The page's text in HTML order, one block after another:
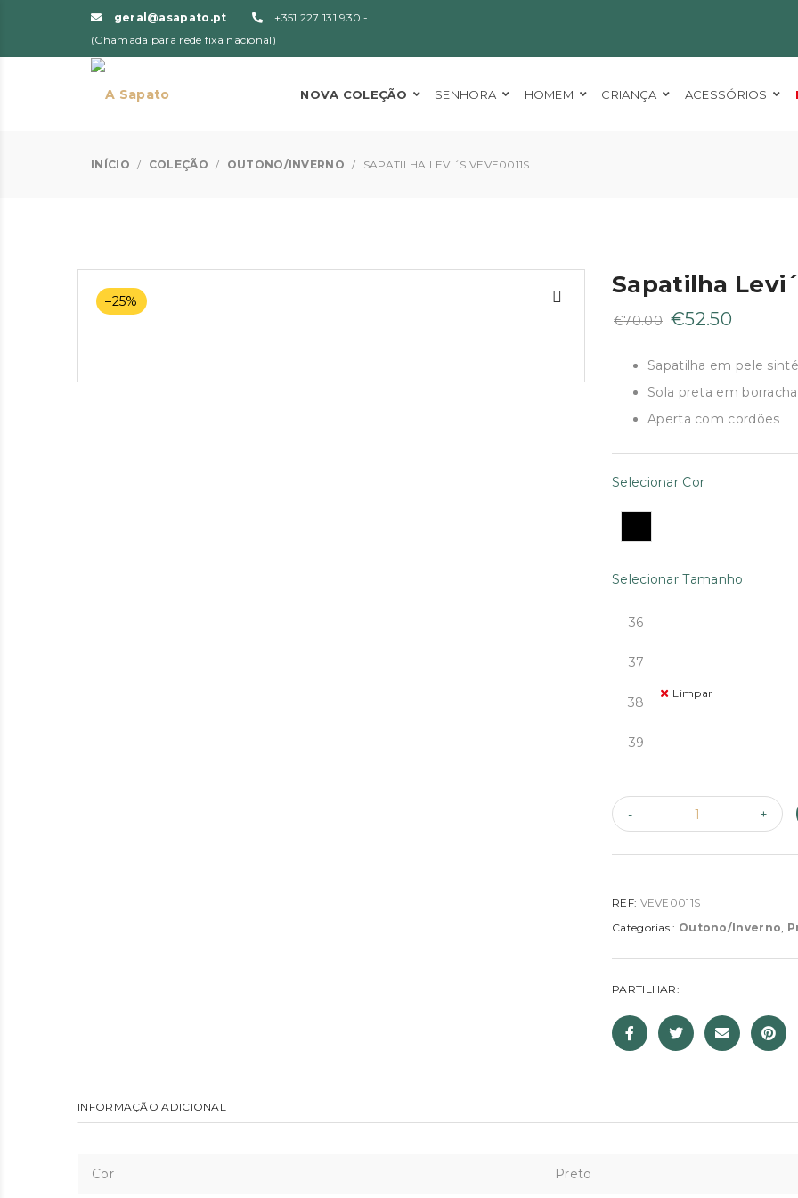
geral@asapato.pt
+351 227 131 930 -
(Chamada para rede fixa nacional)
NOVA COLEÇÃO SENHORA HOMEM CRIANÇA ACESSÓRIOS
INÍCIO / COLEÇÃO / OUTONO/INVERNO / SAPATILHA LEVI´S VEVE0011S
–25%
Sapatilha
€70.00 O
original
era:
€52.50
atual
é:
Sapatilha em pele
Sola preta em borracha
Aperta com cordões
Selecionar Cor
Selecionar Tamanho
36
37
38
39
Limpar
REF: VEVE0011S
Categorias : Outono/Inverno,
PARTILHAR:
INFORMAÇÃO ADICIONAL
Cor Preto